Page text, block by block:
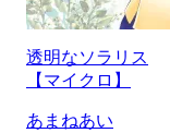
透明なソラリス
【マイクロ】
あまねあい